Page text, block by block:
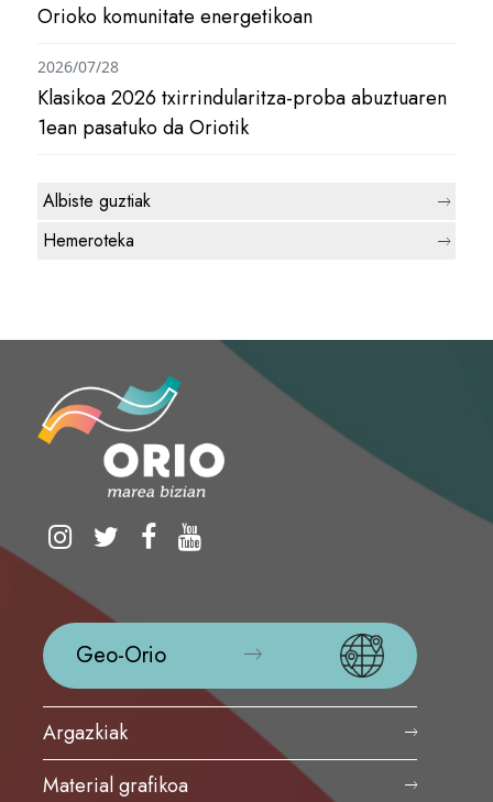
Orioko komunitate energetikoan
Klasikoa 2026 txirrindularitza-proba abuztuaren
1ean pasatuko da Oriotik
2026/07/28
Albiste guztiak
Hemeroteka
Geo-Orio
Argazkiak
Material grafikoa